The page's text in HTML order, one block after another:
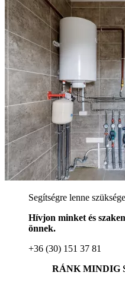
Segítségre lenne
Hívjon minket és
önnek.
+36 (30) 151 37 81
RÁNK MINDIG